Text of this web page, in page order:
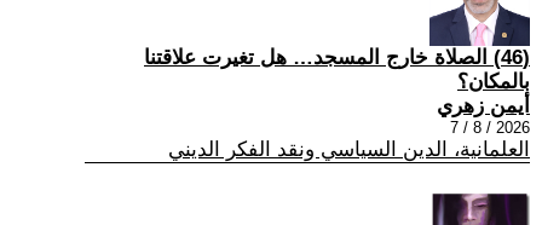
(46) الصلاة خارج المسجد… هل تغيرت علاقتنا
بالمكان؟
أيمن زهري
2026 / 8 / 7
العلمانية، الدين السياسي ونقد الفكر الديني